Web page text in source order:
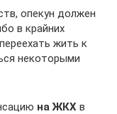
опекун должен
в крайних
жить к
некоторыми
на ЖКХ в